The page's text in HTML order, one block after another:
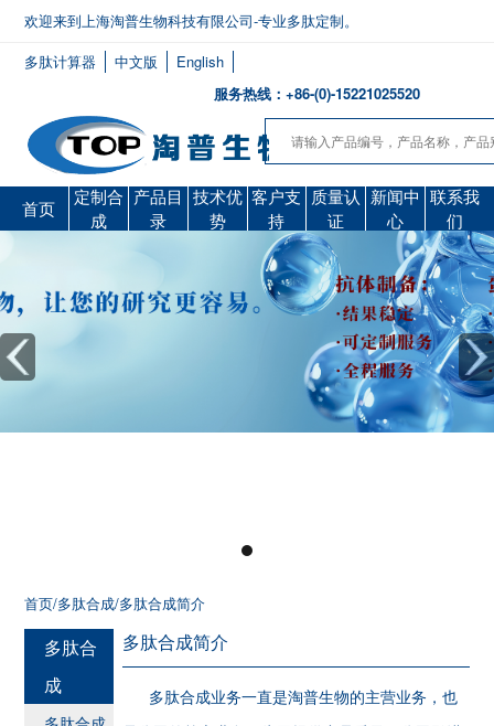
欢迎来到上海淘普生物科技有限公司-专业多肽定制。
多肽计算器
中文版
English
服务热线：+86-(0)-15221025520
首页
定制合
成
产品目
录
技术优
势
客户支
持
质量认
证
新闻中
心
联系我
们
首页/多肽合成/多肽合成简介
多肽合
成
多肽合成简介
多肽合成业务一直是淘普生物的主营业务，也